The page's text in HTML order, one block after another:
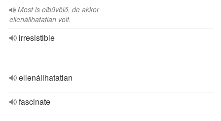
Most is elbűvölő, de akkor
ellenállhatatlan volt.
irresistible
ellenállhatatlan
fascinate